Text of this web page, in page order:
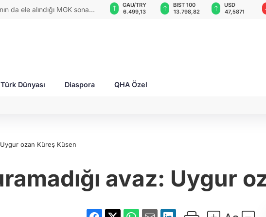
Kırım Tatarları ile Ahıska
0,0018
6.499,13
BIST 100
13.798,82
USD
47,5871
EUR
54,9503
Türk Dünyası Diaspora QHA Özel
Uygur ozan Küreş Küsen
avaz: Uygur